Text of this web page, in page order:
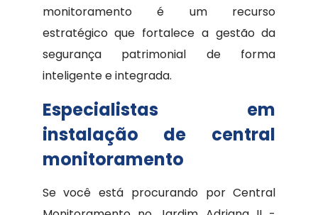
monitoramento é um recurso
estratégico que fortalece a gestão da
segurança patrimonial de forma
inteligente e integrada.
Especialistas em
instalação de central
monitoramento
Se você está procurando por Central